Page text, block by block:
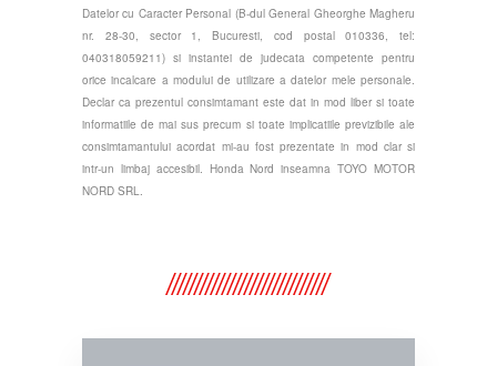
Datelor cu Caracter Personal (B-dul General Gheorghe Magheru
nr. 28-30, sector 1, Bucuresti, cod postal 010336, tel:
040318059211) si instantei de judecata competente pentru
orice incalcare a modului de utilizare a datelor mele personale.
Declar ca prezentul consimtamant este dat in mod liber si toate
informatiile de mai sus precum si toate implicatiile previzibile ale
consimtamantului acordat mi-au fost prezentate in mod clar si
intr-un limbaj accesibil. Honda Nord inseamna TOYO MOTOR
NORD SRL.